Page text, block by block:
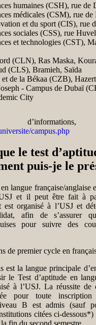
humaines (CSH), rue de
médicales (CSM), rue
et du sport (CIS), rue
sociales (CSS), rue
et technologies (CST),
(CLN), Ras Maska,
(CLS), Bramieh, Saïda
de la Békaa (CZB),
- Campus de Dubaï
City
campus.php
le test
puis-je le
langue française/anglaise
et il peut être fait à
est organisé à l’USJ et
afin de s’assurer
pour suivre des
de premier cycle en
est la langue principale
le Test d’aptitude en
à l’USJ. La réussite de
pour toute
B est admis (sauf
citées ci-